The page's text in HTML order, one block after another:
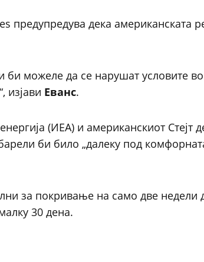
предупредува дека американската
би можеле да се нарушат условите во
изјави Еванс.
(ИЕА) и американскиот Стејт
би било „далеку под
за покривање на само две
30 дена.